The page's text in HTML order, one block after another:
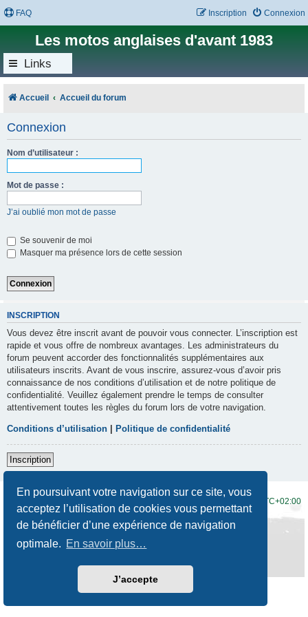
En poursuivant votre navigation sur ce site, vous
acceptez l’utilisation de cookies vous permettant
de bénéficier d’une expérience de navigation
optimale. En savoir plus…
J’accepte
FAQ Connexion
Inscription
Les motos anglaises d'avant 1983
Links
Accueil Accueil du forum
Connexion
Nom d’utilisateur :
Mot de passe :
J’ai oublié mon mot de passe
Se souvenir de moi
Masquer ma présence lors de cette session
INSCRIPTION
Vous devez être inscrit avant de pouvoir vous connecter. L’inscription est
rapide et vous offre de nombreux avantages. Les administrateurs du
forum peuvent accorder des fonctionnalités supplémentaires aux
utilisateurs inscrits. Avant de vous inscrire, assurez-vous d’avoir pris
connaissance de nos conditions d’utilisation et de notre politique de
confidentialité. Veuillez également prendre le temps de consulter
attentivement toutes les règles du forum lors de votre navigation.
Conditions d’utilisation Politique de confidentialité
Inscription
UTC+02:00
Développé par phpBB® Forum Software © phpBB Limited
Traduction française officielle
Prosilver New Edition
Confidentialité|Conditions